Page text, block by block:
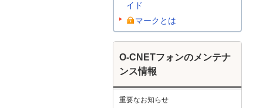
イド
マークとは
O-CNETフォンのメンテナ
ンス情報
重要なお知らせ